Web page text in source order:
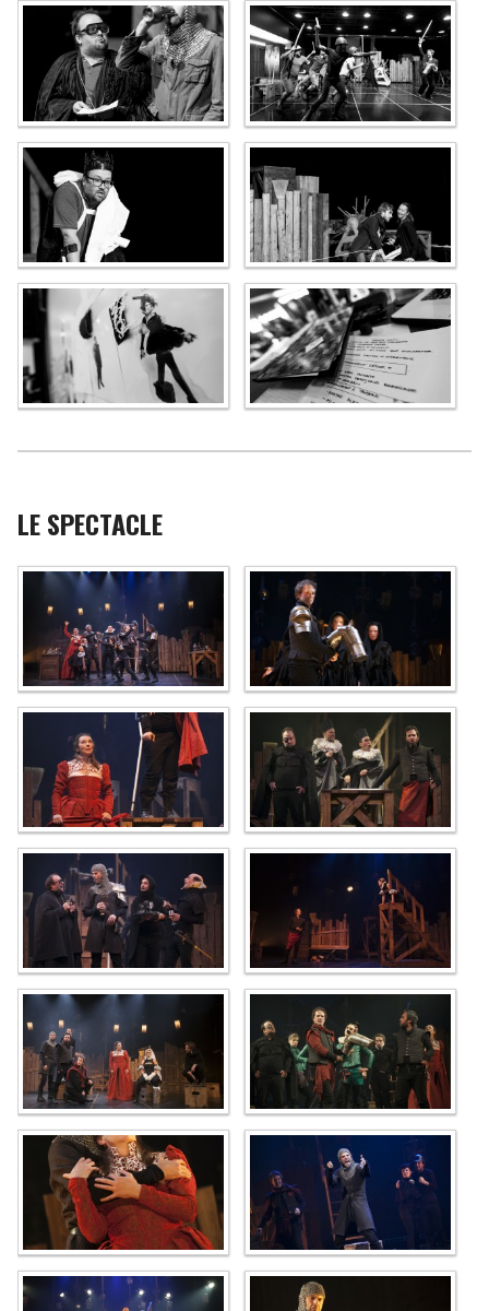
LE SPECTACLE